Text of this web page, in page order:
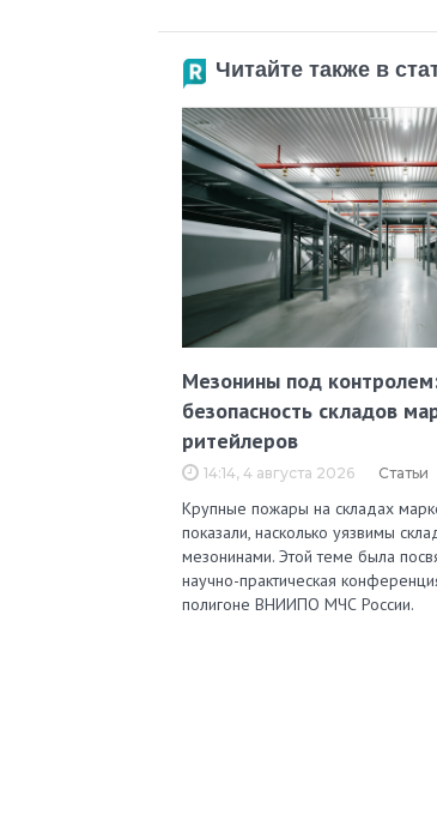
Читайте также в
Мезонины под
безопасность складов
ритейлеров
14:14, 4 августа 2026 Статьи
Крупные пожары на складах
показали, насколько уязвимы
мезонинами. Этой теме была
научно-практическая
полигоне ВНИИПО МЧС России.